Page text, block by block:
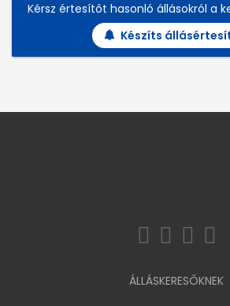
Kérsz értesítőt hasonló állásokról a
Készíts
ÁLLÁSKERESŐKNEK